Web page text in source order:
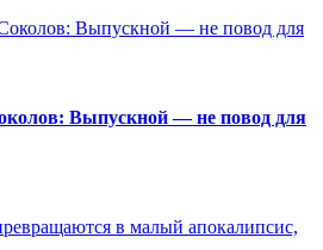
Выпускной — не повод для
в малый апокалипсис,